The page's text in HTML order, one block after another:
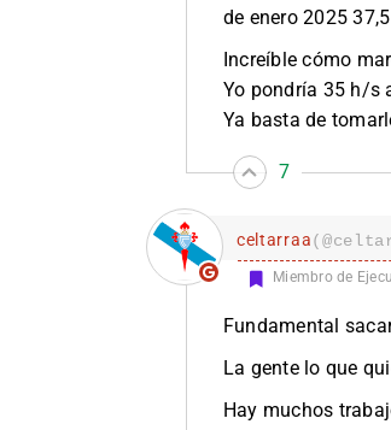
de enero 2025
Increíble cómo
Yo pondría 35 h/s
Ya basta de
7
celtarraa
Miembro de
Fundamental
La gente lo que
Hay muchos